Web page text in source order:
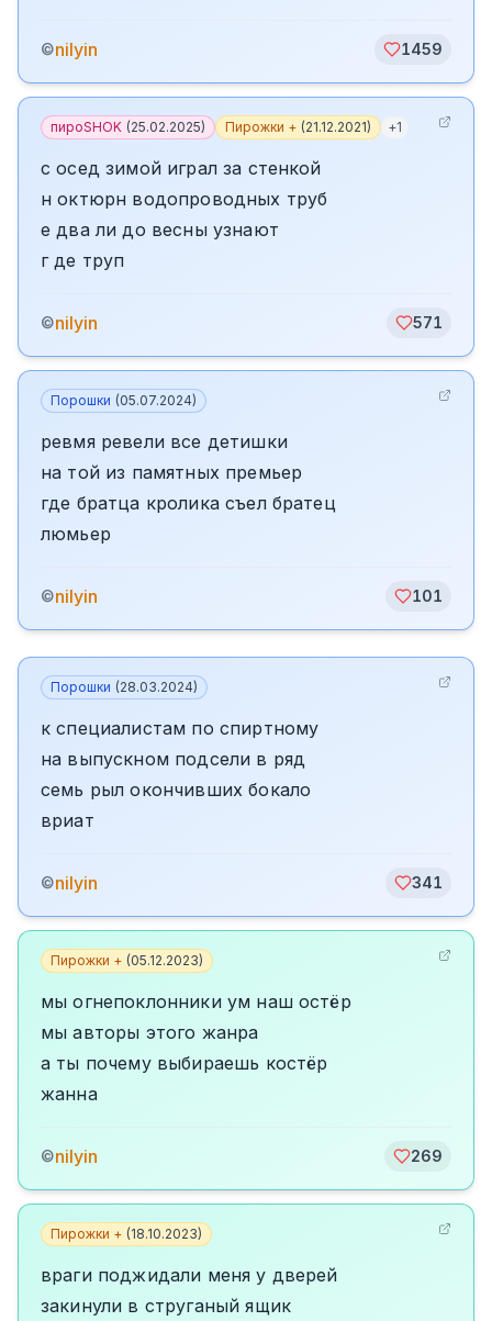
©nilyin 1459
пироSHOK (25.02.2025) Пирожки + (21.12.2021) +1
с осед зимой играл за стенкой
н октюрн водопроводных труб
е два ли до весны узнают
г де труп
©nilyin 571
Порошки (05.07.2024)
ревмя ревели все детишки
на той из памятных премьер
где братца кролика съел братец
люмьер
©nilyin 101
Порошки (28.03.2024)
к специалистам по спиртному
на выпускном подсели в ряд
семь рыл окончивших бокало
вриат
©nilyin 341
Пирожки + (05.12.2023)
мы огнепоклонники ум наш остёр
мы авторы этого жанра
а ты почему выбираешь костёр
жанна
©nilyin 269
Пирожки + (18.10.2023)
враги поджидали меня у дверей
закинули в струганый ящик